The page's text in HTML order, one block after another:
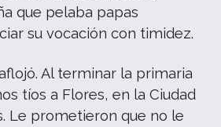
que pelaba papas
su vocación con timidez.
Al terminar la primaria
tíos a Flores, en la Ciudad
Le prometieron que no le